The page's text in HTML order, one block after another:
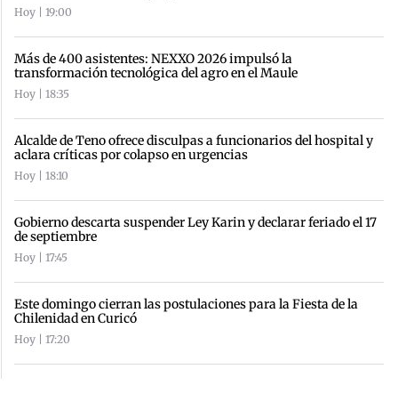
Hoy | 19:00
Más de 400 asistentes: NEXXO 2026 impulsó la
transformación tecnológica del agro en el Maule
Hoy | 18:35
Alcalde de Teno ofrece disculpas a funcionarios del hospital y
aclara críticas por colapso en urgencias
Hoy | 18:10
Gobierno descarta suspender Ley Karin y declarar feriado el 17
de septiembre
Hoy | 17:45
Este domingo cierran las postulaciones para la Fiesta de la
Chilenidad en Curicó
Hoy | 17:20